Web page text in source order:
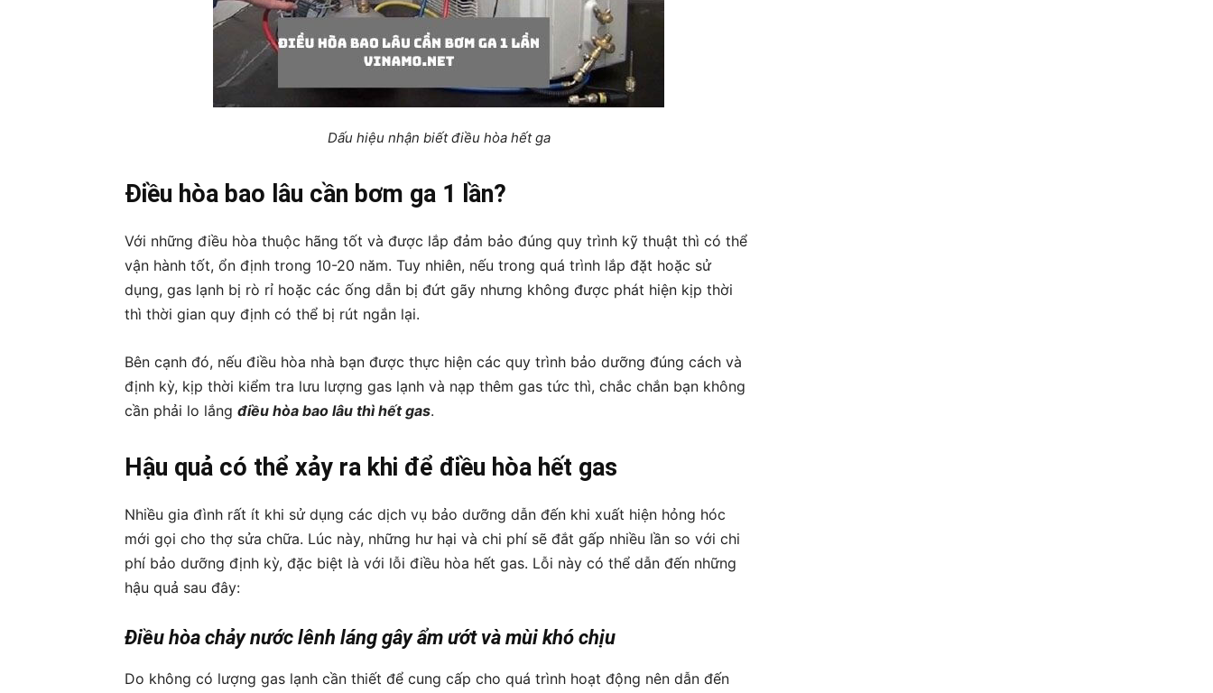
Dấu hiệu nhận biết điều hòa hết ga
Điều hòa bao lâu cần bơm ga 1 lần?
Với những điều hòa thuộc hãng tốt và được lắp đảm bảo đúng quy trình kỹ thuật thì có thể
vận hành tốt, ổn định trong 10-20 năm. Tuy nhiên, nếu trong quá trình lắp đặt hoặc sử
dụng, gas lạnh bị rò rỉ hoặc các ống dẫn bị đứt gãy nhưng không được phát hiện kịp thời
thì thời gian quy định có thể bị rút ngắn lại.
Bên cạnh đó, nếu điều hòa nhà bạn được thực hiện các quy trình bảo dưỡng đúng cách và
định kỳ, kịp thời kiểm tra lưu lượng gas lạnh và nạp thêm gas tức thì, chắc chắn bạn không
cần phải lo lắng điều hòa bao lâu thì hết gas.
Hậu quả có thể xảy ra khi để điều hòa hết gas
Nhiều gia đình rất ít khi sử dụng các dịch vụ bảo dưỡng dẫn đến khi xuất hiện hỏng hóc
mới gọi cho thợ sửa chữa. Lúc này, những hư hại và chi phí sẽ đắt gấp nhiều lần so với chi
phí bảo dưỡng định kỳ, đặc biệt là với lỗi điều hòa hết gas. Lỗi này có thể dẫn đến những
hậu quả sau đây:
Điều hòa chảy nước lênh láng gây ẩm ướt và mùi khó chịu
Do không có lượng gas lạnh cần thiết để cung cấp cho quá trình hoạt động nên dẫn đến